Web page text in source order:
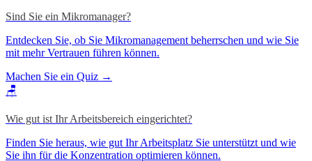
Sind Sie ein Mikromanager?
Entdecken Sie, ob Sie Mikromanagement beherrschen und wie Sie
mit mehr Vertrauen führen können.
Machen Sie ein Quiz →
🪑
Wie gut ist Ihr Arbeitsbereich eingerichtet?
Finden Sie heraus, wie gut Ihr Arbeitsplatz Sie unterstützt und wie
Sie ihn für die Konzentration optimieren können.